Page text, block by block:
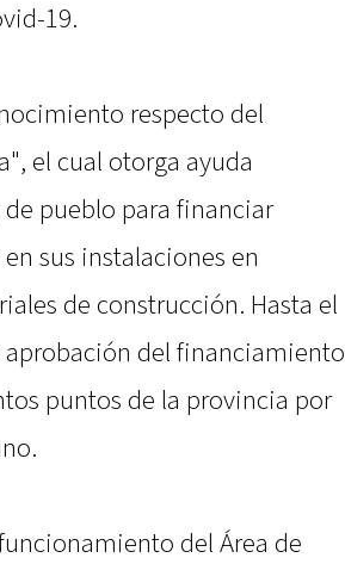
19.
respecto del
el cual otorga ayuda
pueblo para financiar
sus instalaciones en
de construcción. Hasta el
del financiamiento
puntos de la provincia por
del Área de